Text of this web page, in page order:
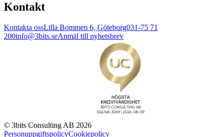
Kontakt
Kontakta ossLilla Bommen 6, Göteborg031-75 71
200info@3bits.seAnmäl till nyhetsbrev
© 3bits Consulting AB 2026
PersonuppgiftspolicyCookiepolicy